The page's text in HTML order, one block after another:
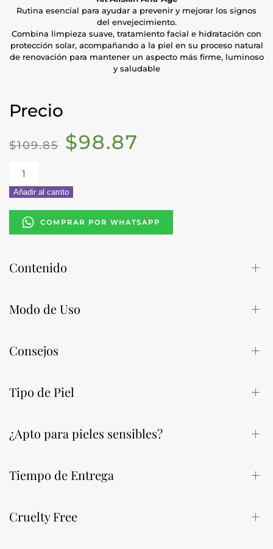
Rutina esencial para ayudar a prevenir y mejorar los signos
del envejecimiento.
Combina limpieza suave, tratamiento facial e hidratación con
protección solar, acompañando a la piel en su proceso natural
de renovación para mantener un aspecto más firme, luminoso
y saludable
Precio
$109.85 EL
ORIGINAL
ERA:
$98.87
ES:
Anti-
Age
cantidad
Añadir al carrito
COMPRAR POR WHATSAPP
Contenido
Modo de Uso
Consejos
Tipo de Piel
¿Apto para pieles sensibles?
Tiempo de Entrega
Cruelty Free